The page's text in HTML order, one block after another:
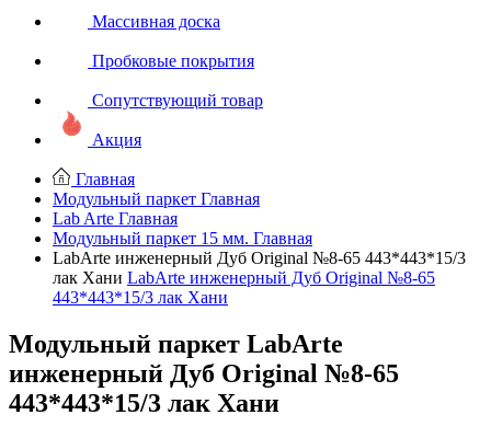
Массивная доска
Пробковые покрытия
Сопутствующий товар
Акция
Главная
Модульный паркет Главная
Lab Arte Главная
Модульный паркет 15 мм. Главная
LabArte инженерный Дуб Original №8-65 443*443*15/3
лак Хани LabArte инженерный Дуб Original №8-65
443*443*15/3 лак Хани
Модульный паркет LabArte
инженерный Дуб Original №8-65
443*443*15/3 лак Хани